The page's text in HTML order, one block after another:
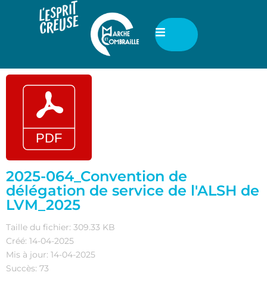
2025-064_Convention de
délégation de service de l'ALSH de
LVM_2025
Taille du fichier: 309.33 KB
Créé: 14-04-2025
Mis à jour: 14-04-2025
Succès: 73